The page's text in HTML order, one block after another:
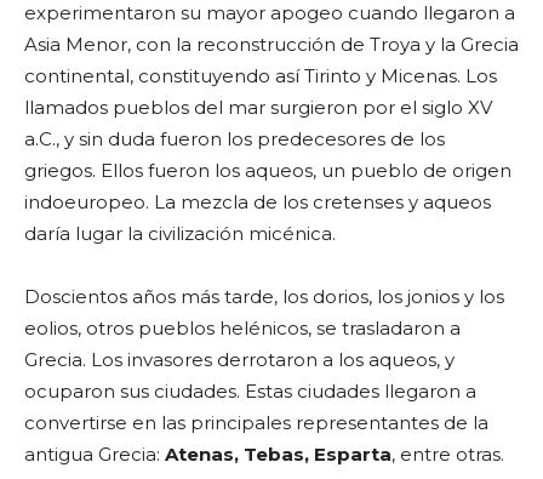
experimentaron su mayor apogeo cuando llegaron a
Asia Menor, con la reconstrucción de Troya y la Grecia
continental, constituyendo así Tirinto y Micenas. Los
llamados pueblos del mar surgieron por el siglo XV
a.C., y sin duda fueron los predecesores de los
griegos. Ellos fueron los aqueos, un pueblo de origen
indoeuropeo. La mezcla de los cretenses y aqueos
daría lugar la civilización micénica.
Doscientos años más tarde, los dorios, los jonios y los
eolios, otros pueblos helénicos, se trasladaron a
Grecia. Los invasores derrotaron a los aqueos, y
ocuparon sus ciudades. Estas ciudades llegaron a
convertirse en las principales representantes de la
antigua Grecia: Atenas, Tebas, Esparta, entre otras.